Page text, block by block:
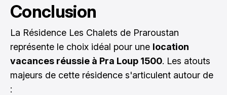
Conclusion
La Résidence Les Chalets de Praroustan
représente le choix idéal pour une location
vacances réussie à Pra Loup 1500. Les atouts
majeurs de cette résidence s'articulent autour de
: